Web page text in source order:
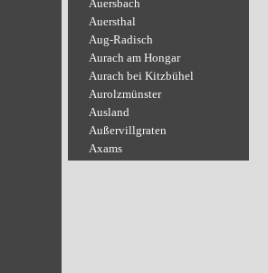
Auersbach
Auersthal
Aug-Radisch
Aurach am Hongar
Aurach bei Kitzbühel
Aurolzmünster
Ausland
Außervillgraten
Axams